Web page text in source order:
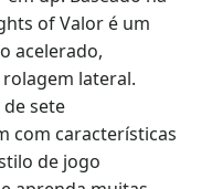
of Valor é um
acelerado,
lateral.
sete
com características
de jogo